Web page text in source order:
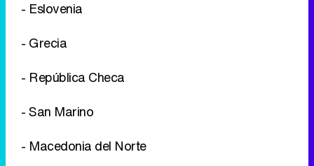
- Eslovenia
- Grecia
- República Checa
- San Marino
- Macedonia del Norte